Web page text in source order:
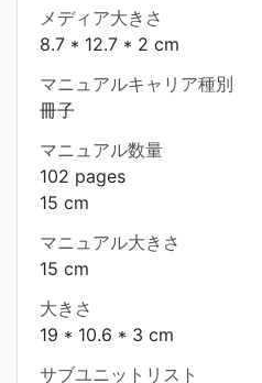
メディア大きさ
8.7 * 12.7 * 2 cm
マニュアルキャリア種別
冊子
マニュアル数量
102 pages
15 cm
マニュアル大きさ
15 cm
大きさ
19 * 10.6 * 3 cm
サブユニットリスト